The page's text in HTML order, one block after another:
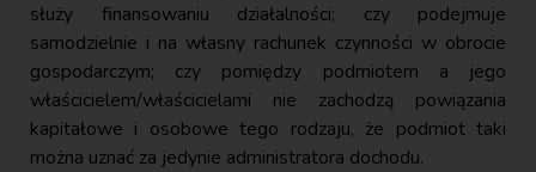
służy finansowaniu działalności; czy podejmuje
samodzielnie i na własny rachunek czynności w obrocie
gospodarczym; czy pomiędzy podmiotem a jego
właścicielem/właścicielami nie zachodzą powiązania
kapitałowe i osobowe tego rodzaju, że podmiot taki
można uznać za jedynie administratora dochodu.